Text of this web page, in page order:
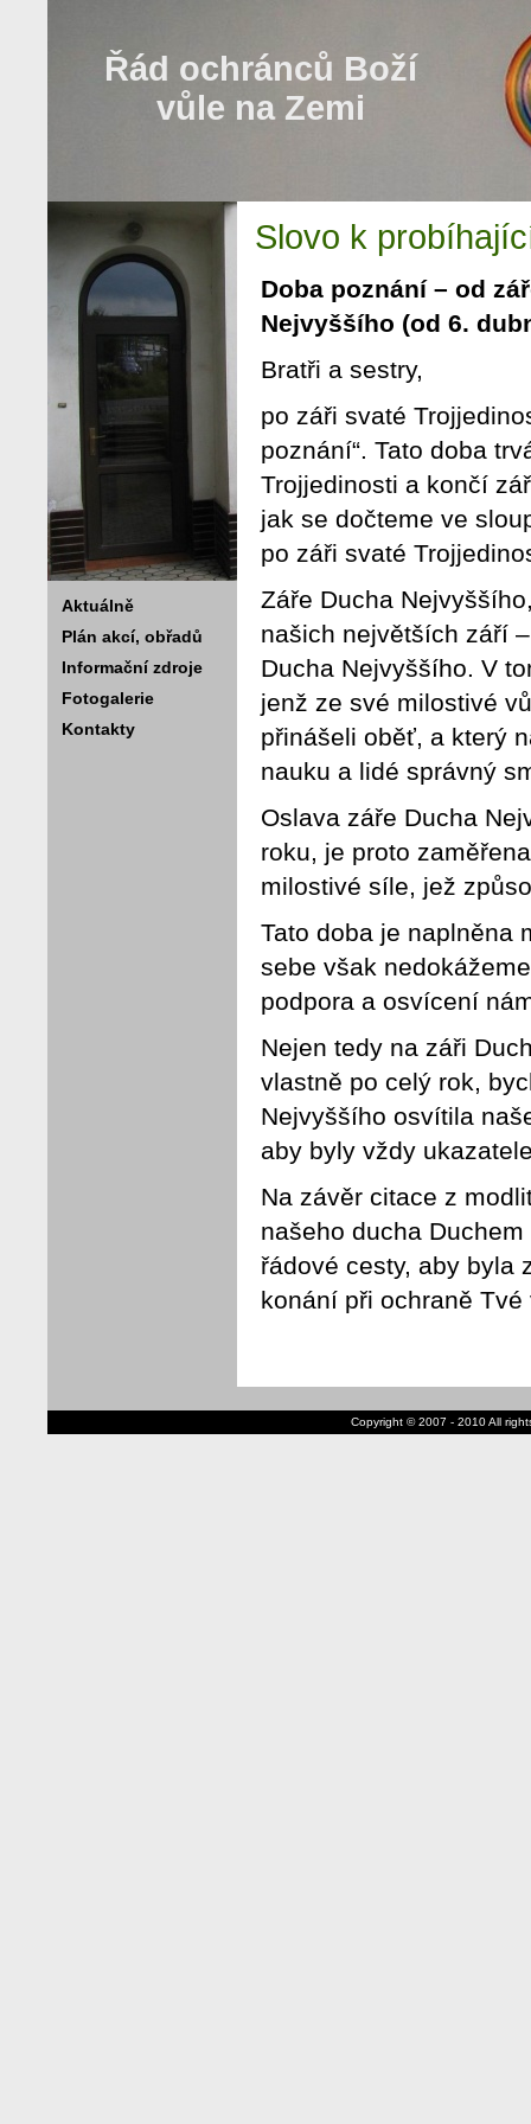
Řád ochránců Boží
vůle na Zemi
Aktuálně
Plán akcí, obřadů
Informační zdroje
Fotogalerie
Kontakty
Slovo k
Doba poznání – od
Nejvyššího (od 6.
Bratři a sestry,
po záři svaté
poznání“. Tato doba
Trojjedinosti a končí
jak se dočteme ve
po záři svaté
Záře Ducha
našich největších září
Ducha Nejvyššího. V
jenž ze své milostivé
přinášeli oběť, a který
nauku a lidé správný
Oslava záře Ducha
roku, je proto
milostivé síle, jež
Tato doba je naplněna
sebe však
podpora a osvícení
Nejen tedy na záři
vlastně po celý rok,
Nejvyššího osvítila
aby byly vždy
Na závěr citace z
našeho ducha
řádové cesty, aby byla
konání při ochraně Tvé
Copyright © 2007 - 2010 All